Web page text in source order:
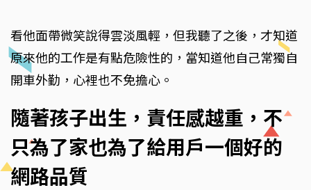
看他面帶微笑說得雲淡風輕，但我聽了之後，才知道
原來他的工作是有點危險性的，當知道他自己常獨自
開車外勤，心裡也不免擔心。
隨著孩子出生，責任感越重，不
只為了家也為了給用戶一個好的
網路品質